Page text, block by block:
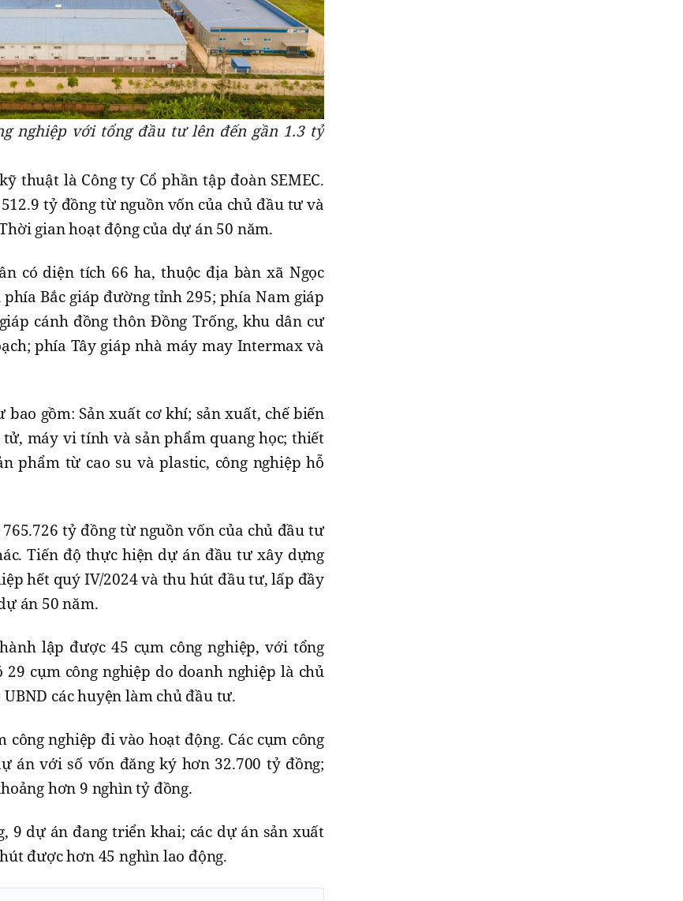
nghiệp với tổng đầu tư lên đến gần 1.3 tỷ
thuật là Công ty Cổ phần tập đoàn SEMEC.
tỷ đồng từ nguồn vốn của chủ đầu tư và
gian hoạt động của dự án 50 năm.
có diện tích 66 ha, thuộc địa bàn xã Ngọc
phía Bắc giáp đường tỉnh 295; phía Nam giáp
cánh đồng thôn Đồng Trống, khu dân cư
phía Tây giáp nhà máy may Intermax và
gồm: Sản xuất cơ khí; sản xuất, chế biến
máy vi tính và sản phẩm quang học; thiết
phẩm từ cao su và plastic, công nghiệp hỗ
tỷ đồng từ nguồn vốn của chủ đầu tư
Tiến độ thực hiện dự án đầu tư xây dựng
hết quý IV/2024 và thu hút đầu tư, lấp đầy
án 50 năm.
lập được 45 cụm công nghiệp, với tổng
cụm công nghiệp do doanh nghiệp là chủ
các huyện làm chủ đầu tư.
nghiệp đi vào hoạt động. Các cụm công
án với số vốn đăng ký hơn 32.700 tỷ đồng;
hơn 9 nghìn tỷ đồng.
9 dự án đang triển khai; các dự án sản xuất
được hơn 45 nghìn lao động.